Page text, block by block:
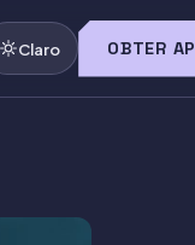
Claro OBTER